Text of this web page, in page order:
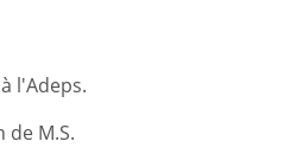
l'Adeps.
M.S.